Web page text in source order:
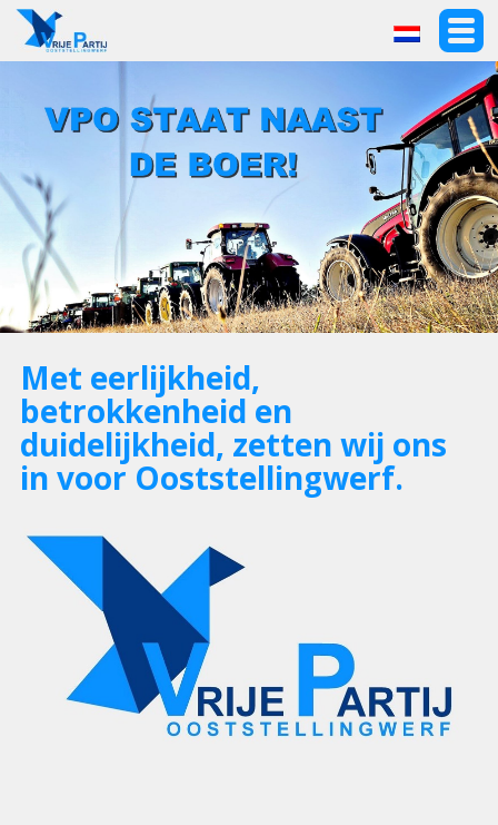
Met eerlijkheid,
betrokkenheid en
duidelijkheid, zetten wij ons
in voor Ooststellingwerf.